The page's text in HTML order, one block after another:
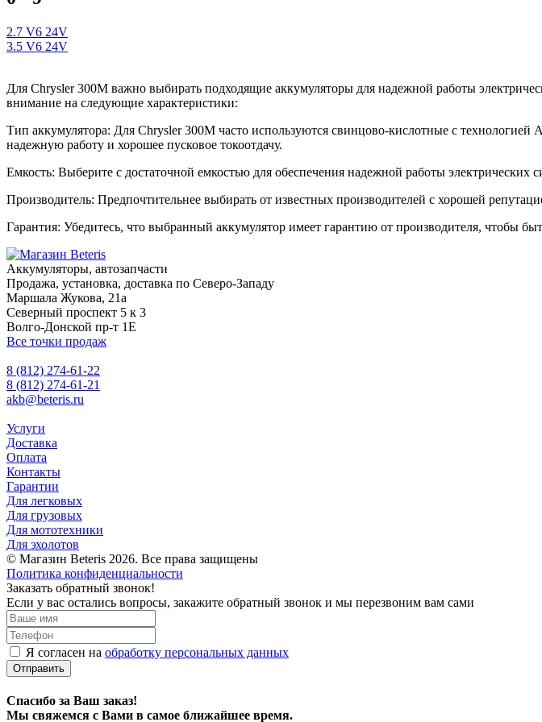
2.7 V6 24V
3.5 V6 24V
Для Chrysler 300M важно выбирать подходящие аккумуляторы для надежной работы
внимание на следующие характеристики:
Тип аккумулятора: Для Chrysler 300M часто используются свинцово-кислотные с
надежную работу и хорошее пусковое токоотдачу.
Емкость: Выберите с достаточной емкостью для обеспечения надежной работы
Производитель: Предпочтительнее выбирать от известных производителей с хорошей
Гарантия: Убедитесь, что выбранный аккумулятор имеет гарантию от производителя, чтобы
Аккумуляторы, автозапчасти
Продажа, установка, доставка по Северо-Западу
Маршала Жукова, 21а
Северный проспект 5 к 3
Волго-Донской пр-т 1Е
Все точки продаж
8 (812) 274-61-22
8 (812) 274-61-21
akb@beteris.ru
Услуги
Доставка
Оплата
Контакты
Гарантии
Для легковых
Для грузовых
Для мототехники
Для эхолотов
© Магазин Beteris 2026. Все права защищены
Политика конфиденциальности
Заказать обратный звонок!
Если у вас остались вопросы, закажите обратный звонок и мы перезвоним вам сами
Я согласен на обработку персональных данных
Отправить
Спасибо за Ваш заказ!
Мы свяжемся с Вами в самое ближайшее время.